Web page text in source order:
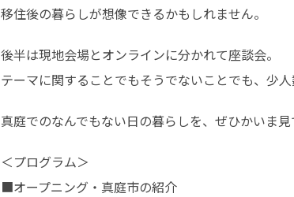
移住後の暮らしが想像できるかもしれません。
後半は現地会場とオンラインに分かれて座談会。
テーマに関することでもそうでないことでも、少
真庭でのなんでもない日の暮らしを、ぜひかいま見
＜プログラム＞
■オープニング・真庭市の紹介